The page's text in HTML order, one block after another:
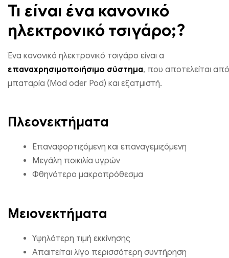
Τι είναι ένα κανονικό
ηλεκτρονικό τσιγάρο;?
Ένα κανονικό ηλεκτρονικό τσιγάρο είναι α
επαναχρησιμοποιήσιμο σύστημα, που αποτελείται από
μπαταρία (Mod oder Pod) και εξατμιστή.
Πλεονεκτήματα
Επαναφορτιζόμενη και επαναγεμιζόμενη
Μεγάλη ποικιλία υγρών
Φθηνότερο μακροπρόθεσμα
Μειονεκτήματα
Υψηλότερη τιμή εκκίνησης
Απαιτείται λίγο περισσότερη συντήρηση